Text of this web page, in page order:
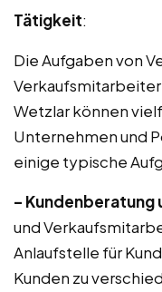
Tätigkeit:
Die Aufgaben von
Wetzlar können
Unternehmen und
einige typische
– Kundenberatung
und
Anlaufstelle für
Kunden zu